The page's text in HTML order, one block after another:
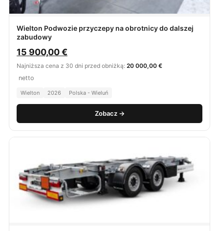
Wielton Podwozie przyczepy na obrotnicy do dalszej
zabudowy
15 900,00€
Najniższa cena z 30 dni przed obniżką: 20 000,00 €
netto
Wielton 2026 Polska - Wieluń
Zobacz →